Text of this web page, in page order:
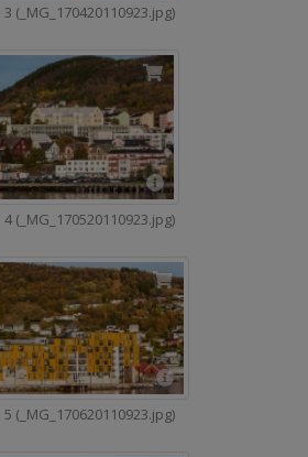
(_MG_170420110923.jpg)
(_MG_170520110923.jpg)
(_MG_170620110923.jpg)